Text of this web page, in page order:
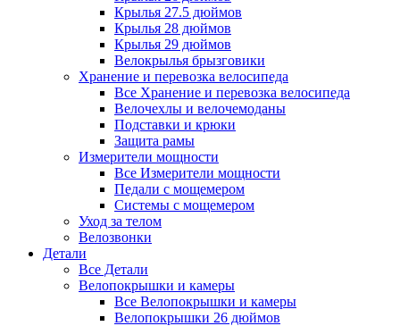
Крылья 27.5 дюймов
Крылья 28 дюймов
Крылья 29 дюймов
Велокрылья брызговики
Хранение и перевозка велосипеда
Все Хранение и перевозка велосипеда
Велочехлы и велочемоданы
Подставки и крюки
Защита рамы
Измерители мощности
Все Измерители мощности
Педали с мощемером
Системы с мощемером
Уход за телом
Велозвонки
Детали
Все Детали
Велопокрышки и камеры
Все Велопокрышки и камеры
Велопокрышки 26 дюймов